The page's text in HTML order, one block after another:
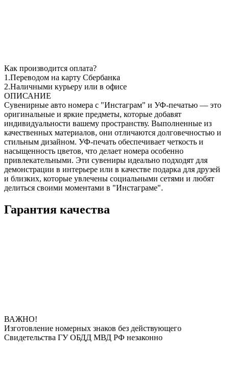
Как производится оплата?
1.Переводом на карту Сбербанка
2.Наличными курьеру или в офисе
ОПИСАНИЕ
Сувенирные авто номера с "Инстаграм" и УФ-печатью — это
оригинальные и яркие предметы, которые добавят
индивидуальности вашему пространству. Выполненные из
качественных материалов, они отличаются долговечностью и
стильным дизайном. УФ-печать обеспечивает четкость и
насыщенность цветов, что делает номера особенно
привлекательными. Эти сувениры идеально подходят для
демонстрации в интерьере или в качестве подарка для друзей
и близких, которые увлечены социальными сетями и любят
делиться своими моментами в "Инстаграме".
Гарантия качества
ВАЖНО!
Изготовление номерных знаков без действующего
Свидетельства ГУ ОБДД МВД РФ незаконно